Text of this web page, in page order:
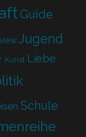
Guide
Jugend
Kunst Liebe
Schule